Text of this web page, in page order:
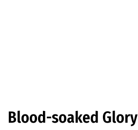
Blood-soaked Glory